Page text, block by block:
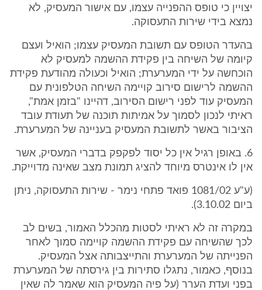
יצויין כי טופס ההפנייה עצמו, עם אישור המעסיק, לא
נמצא בידי שירות התעסוקה.
בהעדר הטופס עם תשובת המעסיק עצמו; הואיל ועצם
קיומה של השיחה בין פקידת ההשמה למעסיק לא
הוכחשה על ידי המערערת; הואיל וכעולה מהודעת פקידת
ההשמה לרישום סירוב קויימה השיחה הטלפונית עם
המעסיק עוד לפני רישום הסירוב, דהיינו "בזמן אמת",
ראיתי לנכון לסמוך על אמיתות תוכנה של תעודת עובד
הציבור באשר לתשובת המעסיק בעניינה של המערערת.
6. באופן רגיל אין כל יסוד לפקפק בדברי המעסיק, אשר
אין לו אינטרס מיוחד להציג תמונת מצב שאינה מדוייקת.
(ע"ע 1081/02 פואד פתחי נימר - שירות התעסוקה, ניתן
ביום 3.10.02).
במקרה זה לא ראיתי לסטות מהכלל האמור, בשים לב
לכך שהשיחה עם פקידת ההשמה קויימה סמוך לאחר
הפנייתה של המערערת והתייצבותה אצל המעסיק.
בנוסף, כאמור, נתגלו סתירות בין גירסתה של המערערת
בפני ועדת הערר (על פיה המעסיק הוא שאמר לה שאין